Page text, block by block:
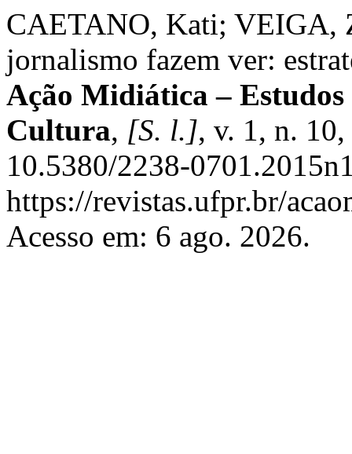
CAETANO, Kati; VEIGA,
jornalismo fazem ver:
Ação Midiática – Estudos
Cultura, [S. l.], v. 1, n.
10.5380/2238-
https://revistas.ufpr.br/
Acesso em: 6 ago. 2026.